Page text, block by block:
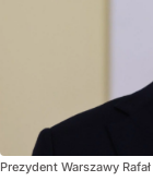
Prezydent Warszawy